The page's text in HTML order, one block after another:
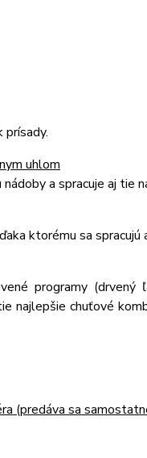
prísady.
uhlom
a spracuje aj tie
ktorému sa spracujú
programy (drvený
najlepšie chuťové
(predáva sa